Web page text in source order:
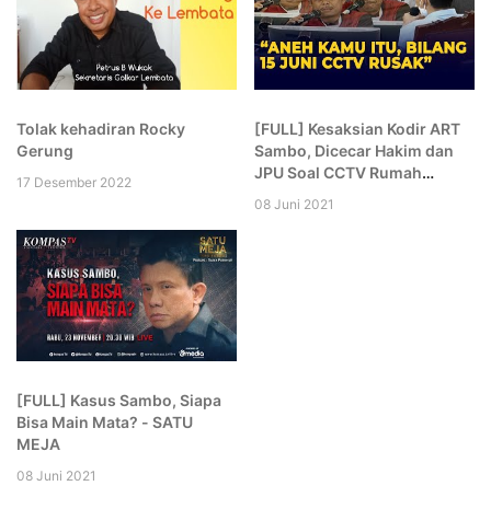
Tolak kehadiran Rocky
Gerung
17 Desember 2022
[FULL] Kesaksian Kodir ART
Sambo, Dicecar Hakim dan
JPU Soal CCTV Rumah
08 Juni 2021
[FULL] Kasus Sambo, Siapa
Bisa Main Mata? - SATU
MEJA
08 Juni 2021